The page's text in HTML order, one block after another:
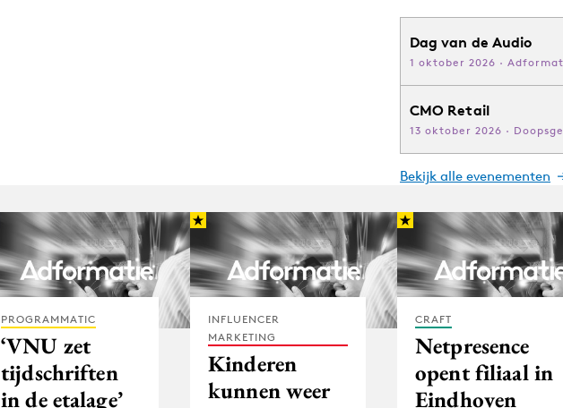
Dag van de Audio
1 oktober 2026 ·
CMO Retail
13 oktober 2026 ·
Bekijk alle evenementen
PROGRAMMATIC
‘VNU zet
tijdschriften
in de etalage’
INFLUENCER
MARKETING
Kinderen
kunnen weer
CRAFT
Netpresence
opent filiaal in
Eindhoven